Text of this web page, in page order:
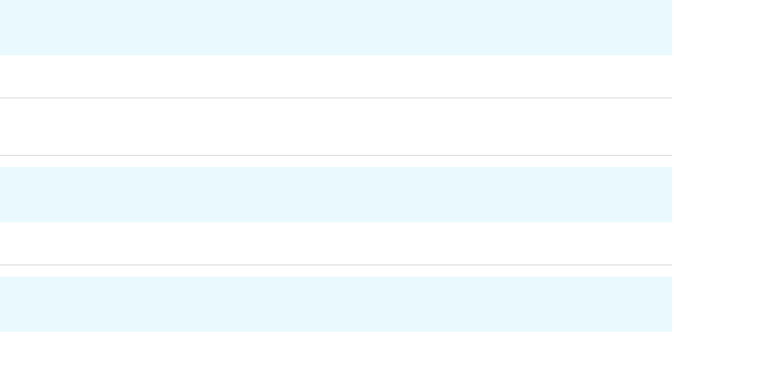
電話でお問合せ下さい。